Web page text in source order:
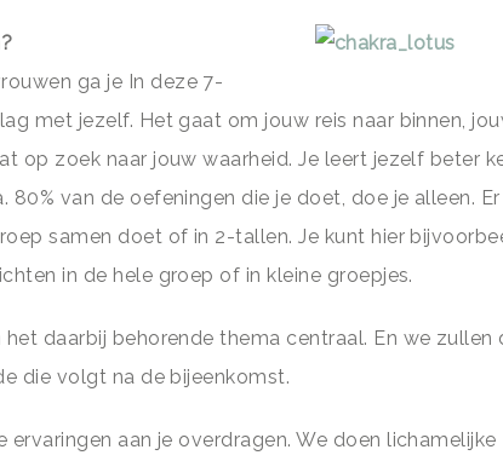
ga je In deze 7-
met jezelf. Het gaat om jouw reis naar binnen,
op zoek naar jouw waarheid. Je leert jezelf beter
80% van de oefeningen die je doet, doe je alleen.
samen doet of in 2-tallen. Je kunt hier
in de hele groep of in kleine groepjes.
het daarbij behorende thema centraal. En we zullen
die volgt na de bijeenkomst.
ervaringen aan je overdragen. We doen lichamelijke